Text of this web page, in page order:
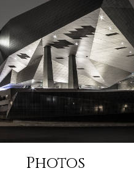
Photos